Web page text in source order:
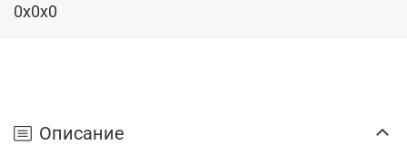
0x0x0
Описание